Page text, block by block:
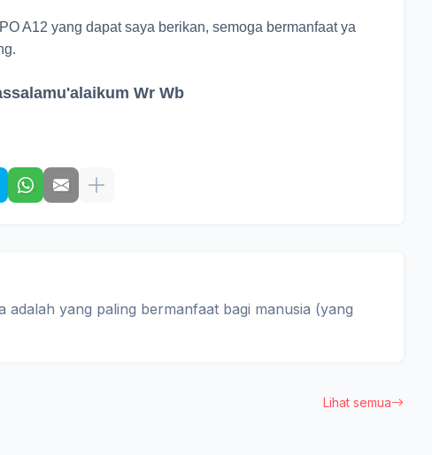
A12 yang dapat saya berikan, semoga bermanfaat ya
Wr Wb
adalah yang paling bermanfaat bagi manusia (yang
Lihat semua